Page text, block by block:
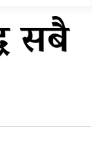
घुससहित
सबै